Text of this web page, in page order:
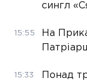
сингл
15:55
На
15:33
Понад